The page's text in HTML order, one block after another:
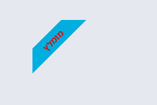
מומלץ